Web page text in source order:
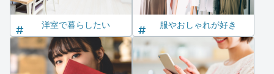
洋室で暮らしたい 服やおしゃれが好き